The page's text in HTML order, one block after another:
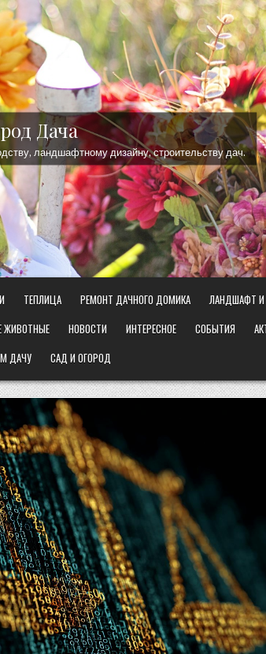
Дача
ландшафтному дизайну, строительству дач.
ТЕПЛИЦА РЕМОНТ ДАЧНОГО ДОМИКА
ЛАНДШАФТ
ЖИВОТНЫЕ НОВОСТИ ИНТЕРЕСНОЕ СОБЫТИЯ
ДАЧУ
САД И ОГОРОД